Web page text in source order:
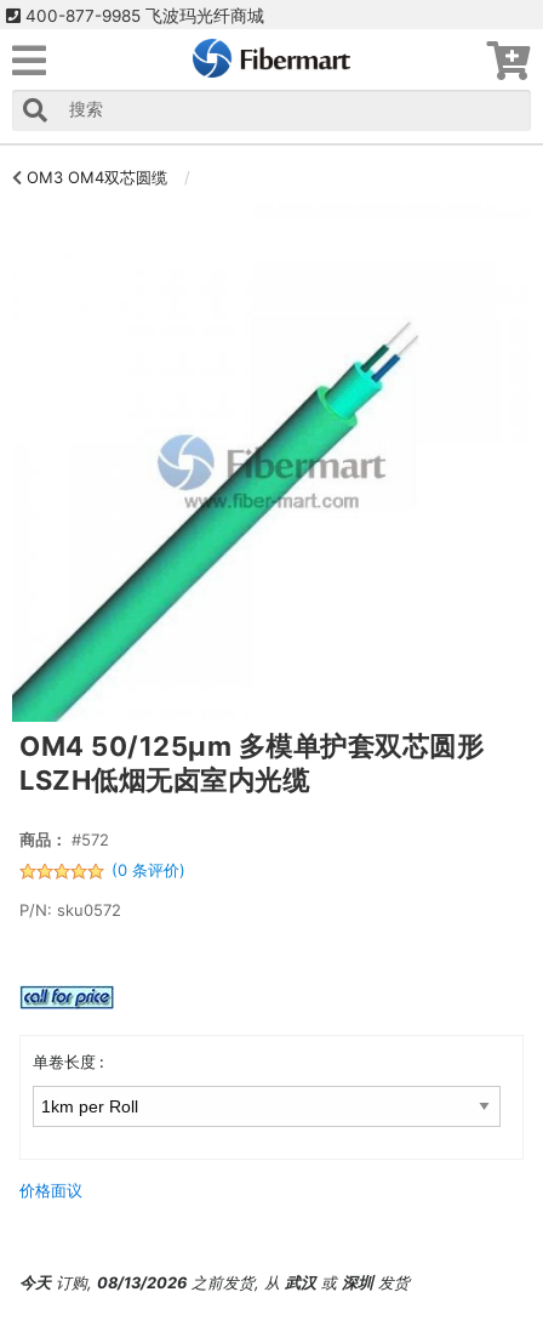
400-877-9985 飞波玛光纤商城
OM3 OM4双芯圆缆
OM4 50/125μm 多模单护套双芯圆形
LSZH低烟无卤室内光缆
商品： #572
(0 条评价)
P/N: sku0572
单卷长度 :
价格面议
今天订购,08/13/2026 之前发货, 从武汉或 深圳发货